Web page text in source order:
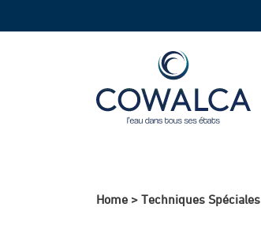
Home > Techniques Spéciales